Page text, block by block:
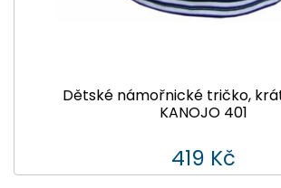
Dětské námořnické tričko,
KANOJO 401
419 Kč